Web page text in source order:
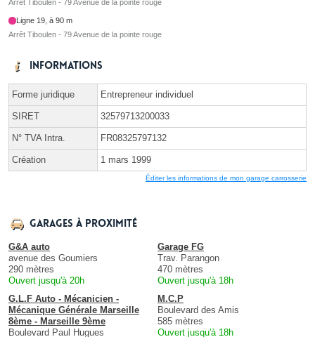
Arrêt Tiboulen - 79 Avenue de la pointe rouge
Ligne 19, à 90 m
Arrêt Tiboulen - 79 Avenue de la pointe rouge
Informations
Forme juridique Entrepreneur individuel
SIRET 32579713200033
N° TVA Intra. FR08325797132
Création 1 mars 1999
Éditer les informations de mon garage carrosserie
Garages à proximité
G&A auto
avenue des Goumiers
290 mètres
Ouvert jusqu'à 20h
Garage FG
Trav. Parangon
470 mètres
Ouvert jusqu'à 18h
G.L.F Auto - Mécanicien -
Mécanique Générale Marseille
8ème - Marseille 9ème
Boulevard Paul Hugues
M.C.P
Boulevard des Amis
585 mètres
Ouvert jusqu'à 18h